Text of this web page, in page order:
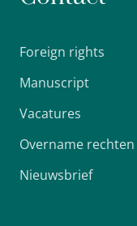
Foreign rights
Manuscript
Vacatures
Overname rechten
Nieuwsbrief